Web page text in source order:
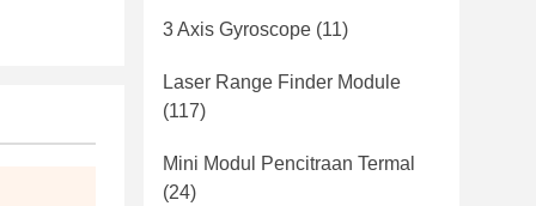
3 Axis Gyroscope (11)
Laser Range Finder Module
(117)
Mini Modul Pencitraan Termal
(24)